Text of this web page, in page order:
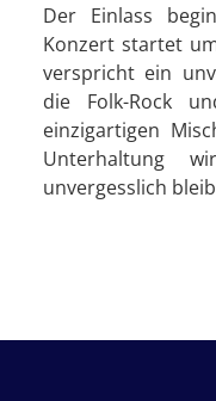
Der Einlass
Konzert startet
verspricht ein
die Folk-Rock
einzigartigen
Unterhaltung
unvergesslich